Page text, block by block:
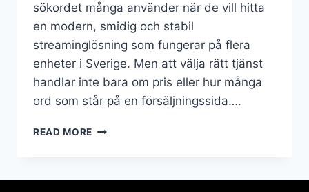
sökordet många använder när de vill hitta
en modern, smidig och stabil
streaminglösning som fungerar på flera
enheter i Sverige. Men att välja rätt tjänst
handlar inte bara om pris eller hur många
ord som står på en försäljningssida….
READ MORE